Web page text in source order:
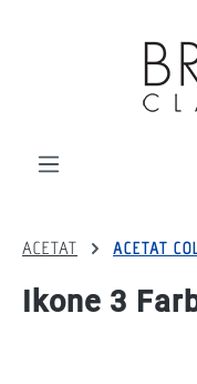
ACETAT ACETAT
Ikone 3